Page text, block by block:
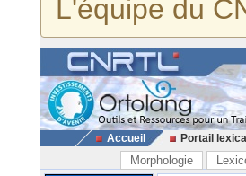
L'équipe du
Accueil Portail lexical
Morphologie